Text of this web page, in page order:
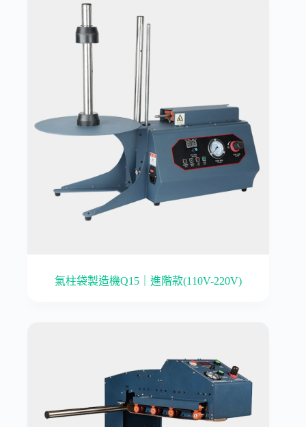
氣柱袋製造機Q15｜進階款(110V-220V)